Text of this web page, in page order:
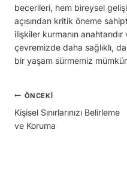
becerileri, hem bireysel
açısından kritik öneme
ilişkiler kurmanın
çevremizde daha sağlıklı,
bir yaşam sürmemiz
Yazı
gezinmesi
ÖNCEKI
Kişisel Sınırlarınızı Belirleme
ve Koruma